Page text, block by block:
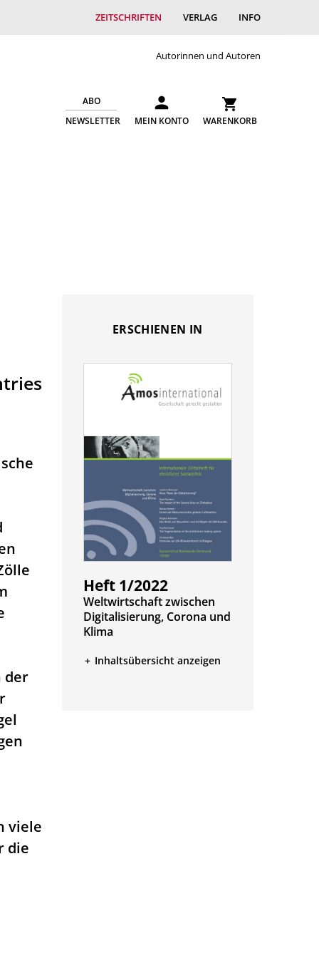
ZEITSCHRIFTEN VERLAG INFO
Autorinnen und Autoren
ABO
NEWSLETTER
MEIN KONTO WARENKORB
der
viele
die
ERSCHIENEN IN
Heft 1/2022
:
Weltwirtschaft zwischen
Digitalisierung, Corona und
Klima
Inhaltsübersicht anzeigen